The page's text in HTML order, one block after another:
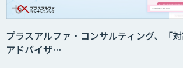
プラスアルファ・コンサルティング、「
アドバイザ…